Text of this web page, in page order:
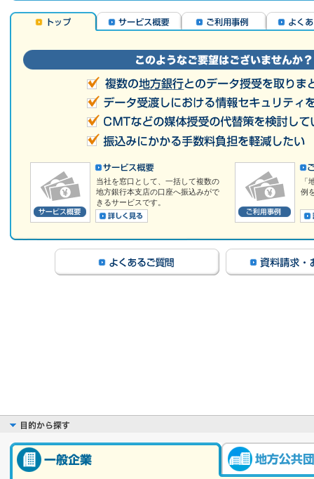
当社を窓口として、一括して複数の
地方銀行本支店の口座へ振込みがで
きるサービスです。
「
例